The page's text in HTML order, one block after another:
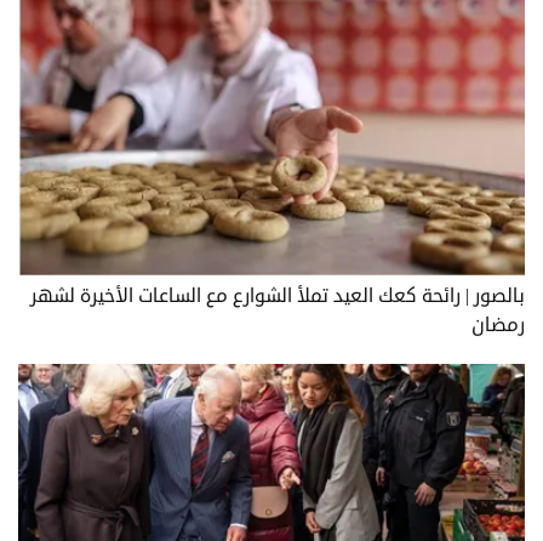
بالصور | رائحة كعك العيد تملأ الشوارع مع الساعات الأخيرة لشهر
رمضان